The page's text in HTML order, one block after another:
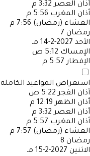
أذان العصر 3:32 م
أذان المغرب 5:56 م
العشاء (رمضان) 7:56 م
رمضان 7
الأحد 2027-2-14 مـ
الإمساك 5:12 ص
الإفطار 5:57 م
استعراض المواعيد الكاملة
أذان الفجر 5:22 ص
أذان الظهر 12:19 م
أذان العصر 3:32 م
أذان المغرب 5:57 م
العشاء (رمضان) 7:57 م
رمضان 8
الاثنين 2027-2-15 مـ